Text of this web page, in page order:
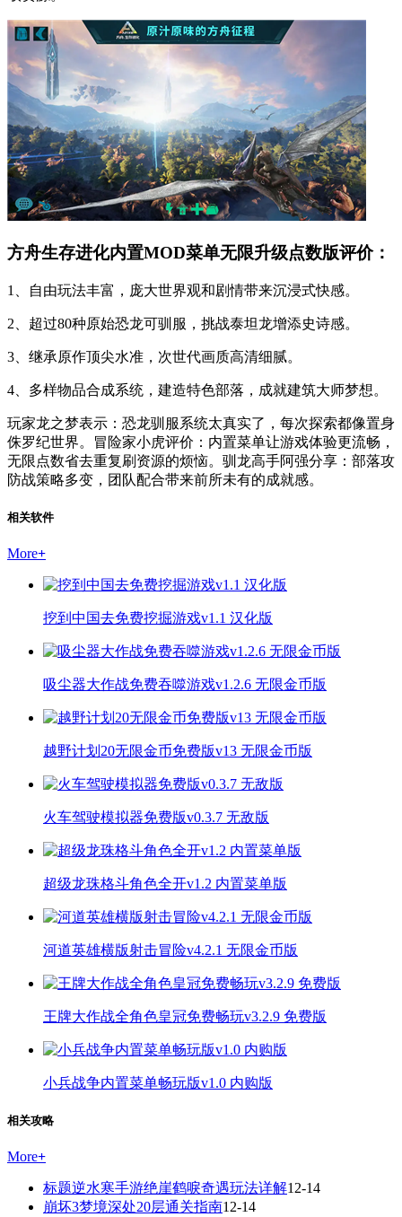
方舟生存进化内置MOD菜单无限升级点数版评价：
1、自由玩法丰富，庞大世界观和剧情带来沉浸式快感。
2、超过80种原始恐龙可驯服，挑战泰坦龙增添史诗感。
3、继承原作顶尖水准，次世代画质高清细腻。
4、多样物品合成系统，建造特色部落，成就建筑大师梦想。
玩家龙之梦表示：恐龙驯服系统太真实了，每次探索都像置身
侏罗纪世界。冒险家小虎评价：内置菜单让游戏体验更流畅，
无限点数省去重复刷资源的烦恼。驯龙高手阿强分享：部落攻
防战策略多变，团队配合带来前所未有的成就感。
相关软件
More+
挖到中国去免费挖掘游戏v1.1 汉化版
吸尘器大作战免费吞噬游戏v1.2.6 无限金币版
越野计划20无限金币免费版v13 无限金币版
火车驾驶模拟器免费版v0.3.7 无敌版
超级龙珠格斗角色全开v1.2 内置菜单版
河道英雄横版射击冒险v4.2.1 无限金币版
王牌大作战全角色皇冠免费畅玩v3.2.9 免费版
小兵战争内置菜单畅玩版v1.0 内购版
相关攻略
More+
标题逆水寒手游绝崖鹤唳奇遇玩法详解12-14
崩坏3梦境深处20层通关指南12-14